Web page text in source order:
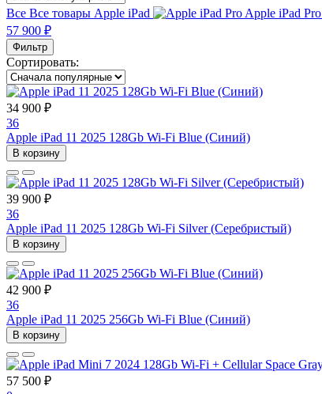
Все Все товары Apple iPad Apple iPad Pro
57 900 ₽
Фильтр
Сортировать:
34 900 ₽
36
Apple iPad 11 2025 128Gb Wi-Fi Blue (Синий)
В корзину
39 900 ₽
36
Apple iPad 11 2025 128Gb Wi-Fi Silver (Серебристый)
В корзину
42 900 ₽
36
Apple iPad 11 2025 256Gb Wi-Fi Blue (Синий)
В корзину
57 500 ₽